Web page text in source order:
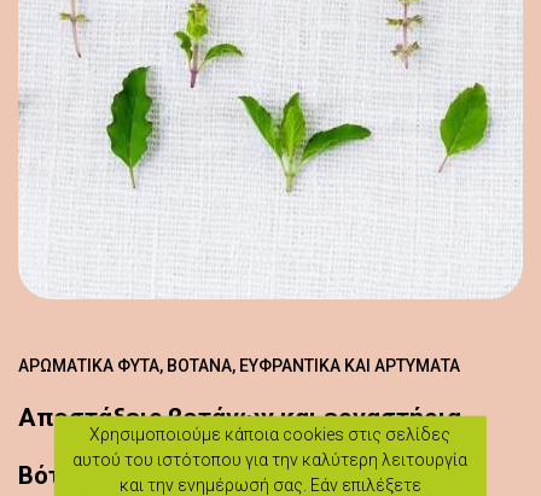
ΑΡΩΜΑΤΙΚΆ ΦΥΤΆ, ΒΌΤΑΝΑ, ΕΥΦΡΑΝΤΙΚΆ ΚΑΙ ΑΡΤΎΜΑΤΑ
Αποστάξεις βοτάνων και εργαστήρια
Βότανα
Χρησιμοποιούμε κάποια cookies στις σελίδες
αυτού του ιστότοπου για την καλύτερη λειτουργία
και την ενημέρωσή σας. Εάν επιλέξετε